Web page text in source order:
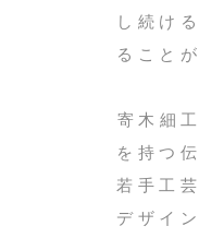
し続け
ること
寄木細
を持つ
若手工
デザイ